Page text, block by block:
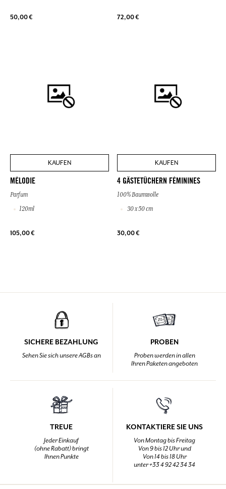
50,00 € 72,00 €
KAUFEN
MÉLODIE
Parfum
120ml
105,00 €
KAUFEN
4 GÄSTETÜCHERN FÉMININES
100% Baumwolle
30 x 50 cm
30,00 €
SICHERE BEZAHLUNG
Sehen Sie sich unsere AGBs an
PROBEN
Proben werden in allen
Ihren Paketen angeboten
TREUE
Jeder Einkauf
(ohne Rabatt) bringt
Ihnen Punkte
KONTAKTIERE SIE UNS
Von Montag bis Freitag
Von 9 bis 12 Uhr und
Von 14 bis 18 Uhr
unter +33 4 92 42 34 34